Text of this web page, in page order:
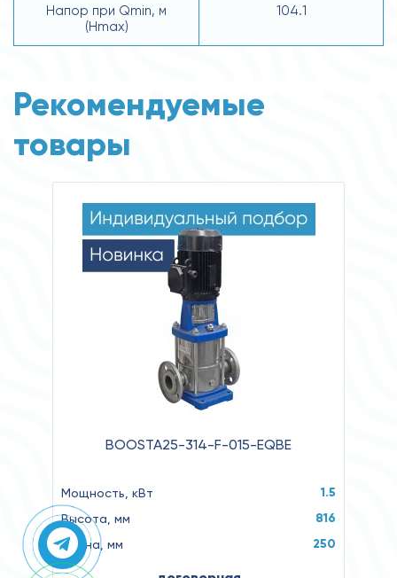
Напор при Qmin, м
(Hmax)
104.1
Рекомендуемые
товары
BOOSTA25-314-F-015-EQBE
Мощность, кВт 1.5
Высота, мм 816
Длина, мм 250